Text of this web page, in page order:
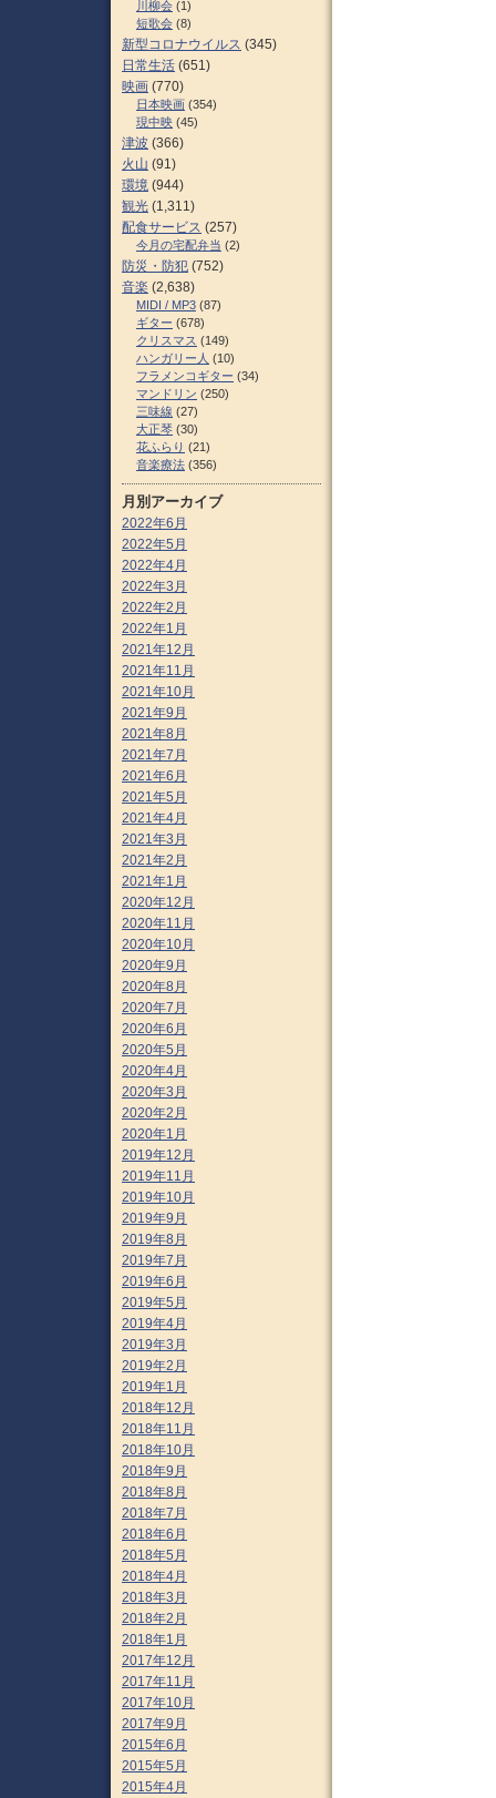
川柳会 (1)
短歌会 (8)
新型コロナウイルス (345)
日常生活 (651)
映画 (770)
日本映画 (354)
現中映 (45)
津波 (366)
火山 (91)
環境 (944)
観光 (1,311)
配食サービス (257)
今月の宅配弁当 (2)
防災・防犯 (752)
音楽 (2,638)
MIDI / MP3 (87)
ギター (678)
クリスマス (149)
ハンガリー人 (10)
フラメンコギター (34)
マンドリン (250)
三味線 (27)
大正琴 (30)
花ふらり (21)
音楽療法 (356)
月別アーカイブ
2022年6月
2022年5月
2022年4月
2022年3月
2022年2月
2022年1月
2021年12月
2021年11月
2021年10月
2021年9月
2021年8月
2021年7月
2021年6月
2021年5月
2021年4月
2021年3月
2021年2月
2021年1月
2020年12月
2020年11月
2020年10月
2020年9月
2020年8月
2020年7月
2020年6月
2020年5月
2020年4月
2020年3月
2020年2月
2020年1月
2019年12月
2019年11月
2019年10月
2019年9月
2019年8月
2019年7月
2019年6月
2019年5月
2019年4月
2019年3月
2019年2月
2019年1月
2018年12月
2018年11月
2018年10月
2018年9月
2018年8月
2018年7月
2018年6月
2018年5月
2018年4月
2018年3月
2018年2月
2018年1月
2017年12月
2017年11月
2017年10月
2017年9月
2015年6月
2015年5月
2015年4月